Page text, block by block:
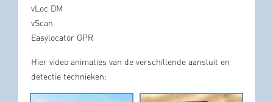
vLoc DM
vScan
Easylocator GPR
Hier video animaties van de verschillende aansluit en
detectie technieken: